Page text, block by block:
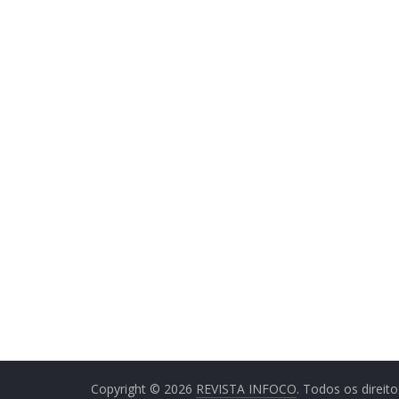
Copyright © 2026 REVISTA INFOCO. Todos os